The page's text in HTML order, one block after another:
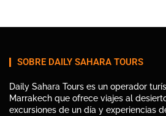
SOBRE DAILY SAHARA TOURS
Daily Sahara Tours es un operador
Marrakech que ofrece viajes al
excursiones de un día y experiencias